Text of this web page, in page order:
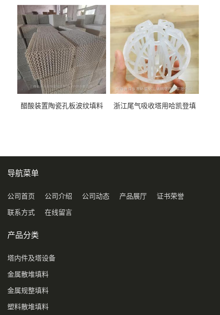
料
醋酸装置陶瓷孔板波纹填料
浙江尾气吸收塔用哈凯登填
导航菜单
公司首页 公司介绍 公司动态 产品展厅 证书荣誉
联系方式 在线留言
产品分类
塔内件及塔设备
金属散堆填料
金属规整填料
塑料散堆填料